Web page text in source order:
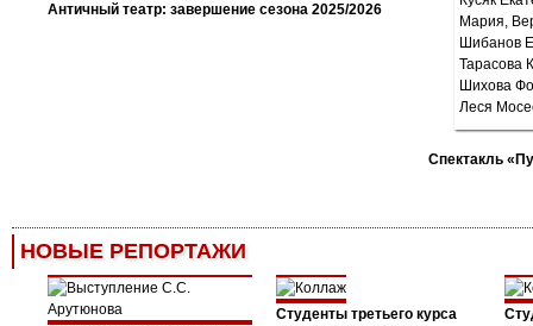
Античный театр: завершение сезона 2025/2026
Спектакль
НОВЫЕ РЕПОРТАЖИ
Студенты третьего курса